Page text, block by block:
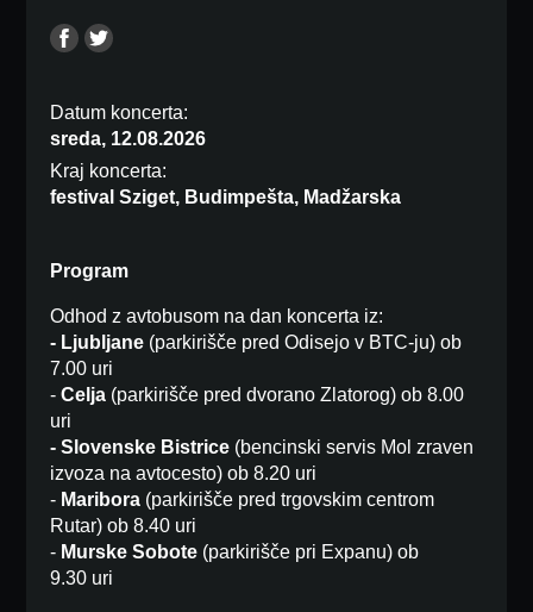
Datum koncerta:
sreda, 12.08.2026
Kraj koncerta:
festival Sziget, Budimpešta, Madžarska
Program
Odhod z avtobusom na dan koncerta iz:
- Ljubljane (parkirišče pred Odisejo v BTC-ju) ob
7.00 uri
-Celja (parkirišče pred dvorano Zlatorog) ob 8.00
uri
- Slovenske Bistrice (bencinski servis Mol zraven
izvoza na avtocesto) ob 8.20 uri
- Maribora (parkirišče pred trgovskim centrom
Rutar) ob 8.40 uri
- Murske Sobote (parkirišče pri Expanu) ob
9.30 uri